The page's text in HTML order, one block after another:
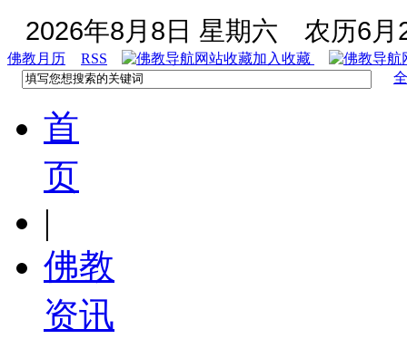
2026年8月8日 星期六 农历6月
佛教月历 RSS
加入收藏
首
页
|
佛教
资讯